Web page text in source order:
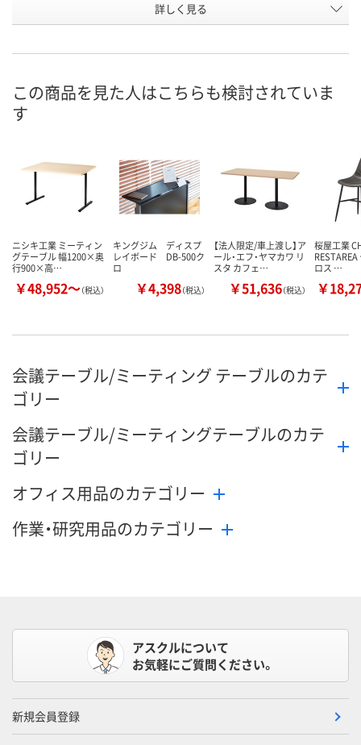
WEA9709 WEA9701
詳しく見る
この商品を見た人はこちらも検討されていま
す
ニシキ工業 ミーティン
グテーブル 幅1200×奥
行900×高…
￥48,952～（税込）
キングジム ディスプ
レイボード DB-500ク
ロ
￥4,398（税込）
【法人限定/車上渡し】ア
ール・エフ・ヤマカワ リ
スタ カフェ…
￥51,636（税込）
桜屋工業
ロス …
￥
会議テーブル/ミーティング テーブルのカテ
ゴリー
会議テーブル/ミーティングテーブルのカテ
ゴリー
オフィス用品のカテゴリー
作業・研究用品のカテゴリー
アスクルについて
お気軽にご質問ください。
新規会員登録